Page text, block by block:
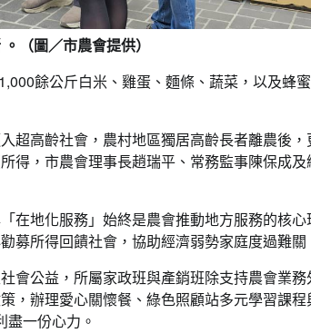
（圖／市農會提供）
餘公斤白米、雞蛋、麵條、蔬菜，以及蜂
超高齡社會，農村地區獨居高齡長者離農後
得，市農會理事長趙瑞平、常務監事陳保成
在地化服務」始終是農會推動地方服務的核
募所得回饋社會，協助經濟弱勢家庭度過難關
會公益，所屬家政班與產銷班除支持農會業
，辦理愛心關懷餐、綠色照顧站多元學習課
一份心力。